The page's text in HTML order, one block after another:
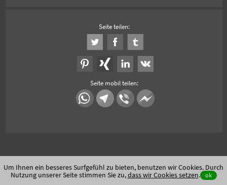
Seite teilen:
Seite mobil teilen:
Um Ihnen ein besseres Surfgefühl zu bieten, benutzen wir Cookies. Durch
Nutzung unserer Seite stimmen Sie zu,dass wir Cookies setzen. ok